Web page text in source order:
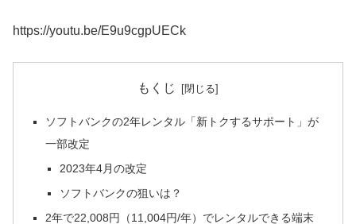
https://youtu.be/E9u9cgpUECk
もくじ
ソフトバンクの2年レンタル「新トクするサポート」が
一部改定
2023年4月の改定
ソフトバンクの狙いは？
2年で22,008円（11,004円/年）でレンタルできる端末